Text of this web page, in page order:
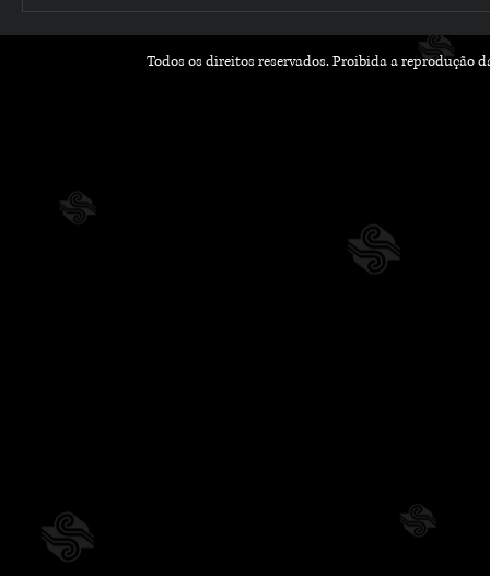
Todos os direitos reservados. Proibida a reprodução